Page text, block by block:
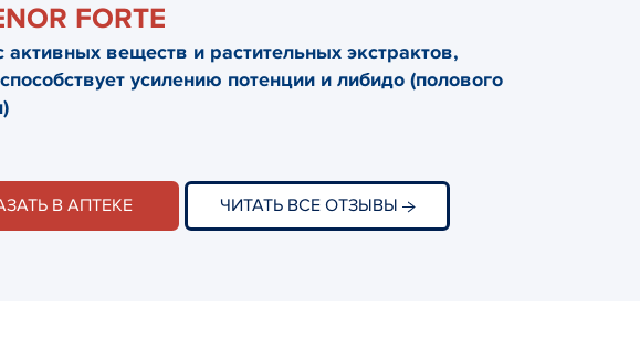
FORTE
активных веществ и растительных экстрактов,
усилению потенции и либидо (полового
В АПТЕКЕ ЧИТАТЬ ВСЕ ОТЗЫВЫ